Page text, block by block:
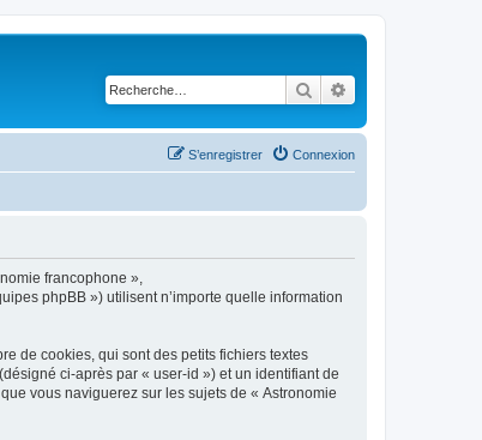
Rechercher
Connexion
S’enregistrer
francophone »,
phpBB ») utilisent n’importe quelle information
de cookies, qui sont des petits fichiers textes
ci-après par « user-id ») et un identifiant de
vous naviguerez sur les sujets de « Astronomie